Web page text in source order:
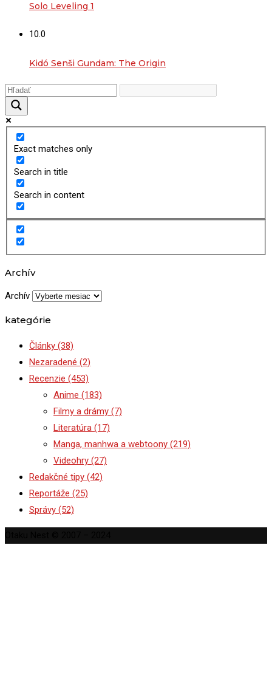
Solo Leveling 1
10.0
Kidó Senši Gundam: The Origin
Exact matches only
Search in title
Search in content
Archív
Archív
kategórie
Články (38)
Nezaradené (2)
Recenzie (453)
Anime (183)
Filmy a drámy (7)
Literatúra (17)
Manga, manhwa a webtoony (219)
Videohry (27)
Redakčné tipy (42)
Reportáže (25)
Správy (52)